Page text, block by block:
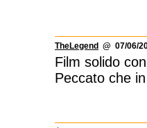
TheLegend @ 07/06/
Film solido
Peccato che